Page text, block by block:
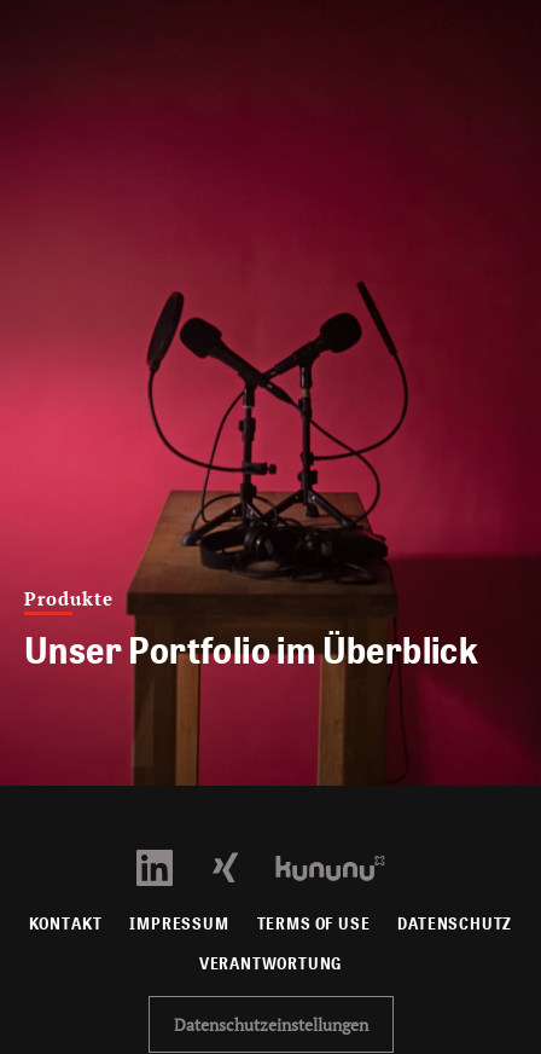
Produkte
Unser Portfolio im Überblick
KONTAKT IMPRESSUM TERMS OF USE DATENSCHUTZ
VERANTWORTUNG
Datenschutzeinstellungen